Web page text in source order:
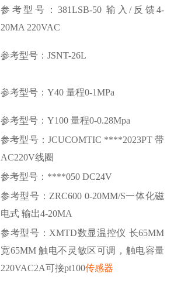
参考型号：381LSB-50 输入/反馈4-
20MA 220VAC
参考型号： JSNT-26L
参考型号： Y40 量程0-1MPa
参考型号： Y100 量程0-0.28Mpa
参考型号： JCUCOMTIC ****2023PT 带
AC220V线圈
参考型号： ****050 DC24V
参考型号：ZRC600 0-20MM/S一体化磁
电式 输出4-20MA
参考型号：XMTD数显温控仪 长65MM
宽65MM 触电不灵敏区可调，触电容量
220VAC2A可接pt100传感器